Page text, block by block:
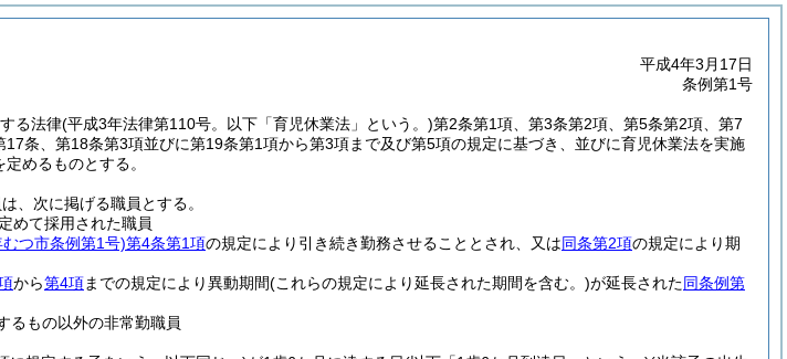
平成4年3月17日
条例第1号
る法律(平成3年法律第110号。以下「育児休業法」という。)第2条第1項、第3条第2項、第5条第2項、第7
条、第18条第3項並びに第19条第1項から第3項まで及び第5項の規定に基づき、並びに育児休業法を実施
めるものとする。
、次に掲げる職員とする。
めて採用された職員
つ市条例第1号)第4条第1項の規定により引き続き勤務させることとされ、又は同条第2項の規定により期
から第4項までの規定により異動期間(これらの規定により延長された期間を含む。)が延長された同条例第
るもの以外の非常勤職員